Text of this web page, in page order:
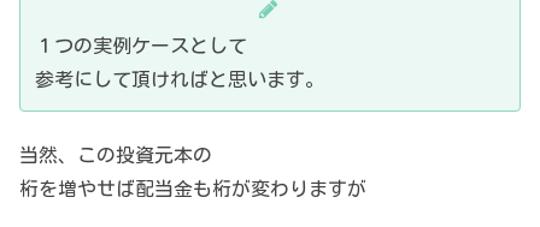
１つの実例ケースとして
参考にして頂ければと思います。
当然、この投資元本の
桁を増やせば配当金も桁が変わりますが